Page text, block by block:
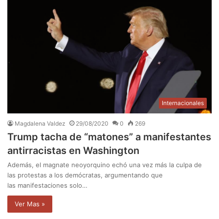
Internacionales
Magdalena Valdez 29/08/2020 0 269
Trump tacha de “matones” a manifestantes
antirracistas en Washington
Además, el magnate neoyorquino echó una vez más la culpa de
las protestas a los demócratas, argumentando que
las manifestaciones solo…
Ver Mas »